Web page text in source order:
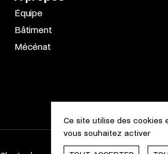
Équipe
Bâtiment
Mécénat
Ce site utilise des cookies
vous souhaitez activer